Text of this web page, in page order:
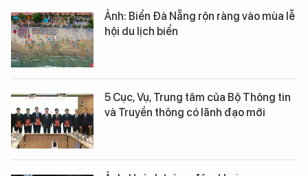
Ảnh: Biển Đà Nẵng rộn ràng vào mùa lễ
hội du lịch biển
5 Cục, Vụ, Trung tâm của Bộ Thông tin
và Truyền thông có lãnh đạo mới